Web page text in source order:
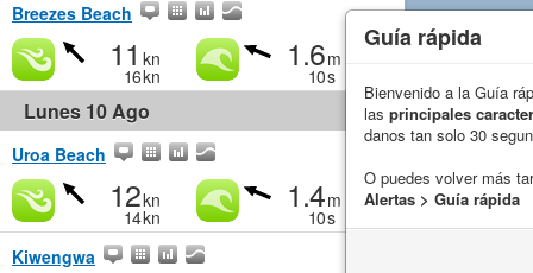
Breezes Beach
11 kn
16kn
1.6m
10s
Lunes 10 Ago
Uroa Beach
12kn
14kn
1.4m
10s
Kiwengwa
Guía rápida
Bienvenido a la Guía
las principales
danos tan solo 30
O puedes volver más
Alertas > Guía rápida